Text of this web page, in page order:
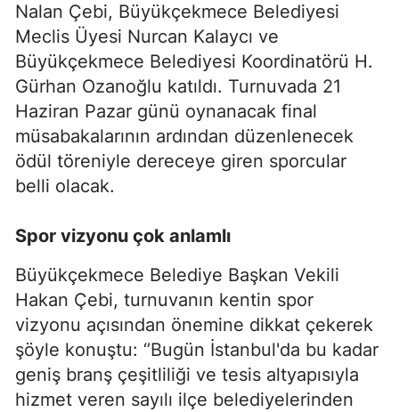
Nalan Çebi, Büyükçekmece Belediyesi
Meclis Üyesi Nurcan Kalaycı ve
Büyükçekmece Belediyesi Koordinatörü H.
Gürhan Ozanoğlu katıldı. Turnuvada 21
Haziran Pazar günü oynanacak final
müsabakalarının ardından düzenlenecek
ödül töreniyle dereceye giren sporcular
belli olacak.
Spor vizyonu çok anlamlı
Büyükçekmece Belediye Başkan Vekili
Hakan Çebi, turnuvanın kentin spor
vizyonu açısından önemine dikkat çekerek
şöyle konuştu: ‘’Bugün İstanbul'da bu kadar
geniş branş çeşitliliği ve tesis altyapısıyla
hizmet veren sayılı ilçe belediyelerinden